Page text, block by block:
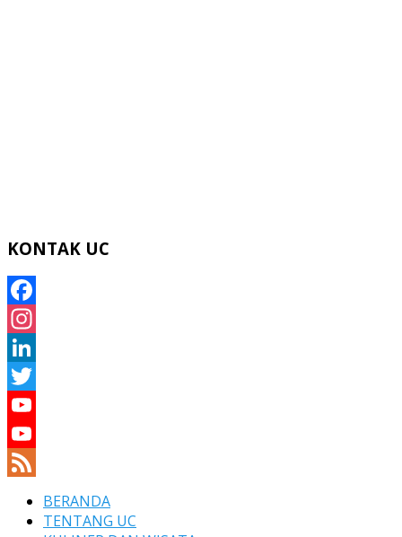
KONTAK UC
Facebook
Instagram
LinkedIn
Twitter
YouTube
YouTube
ChannelBERANDA
TENTANG UC